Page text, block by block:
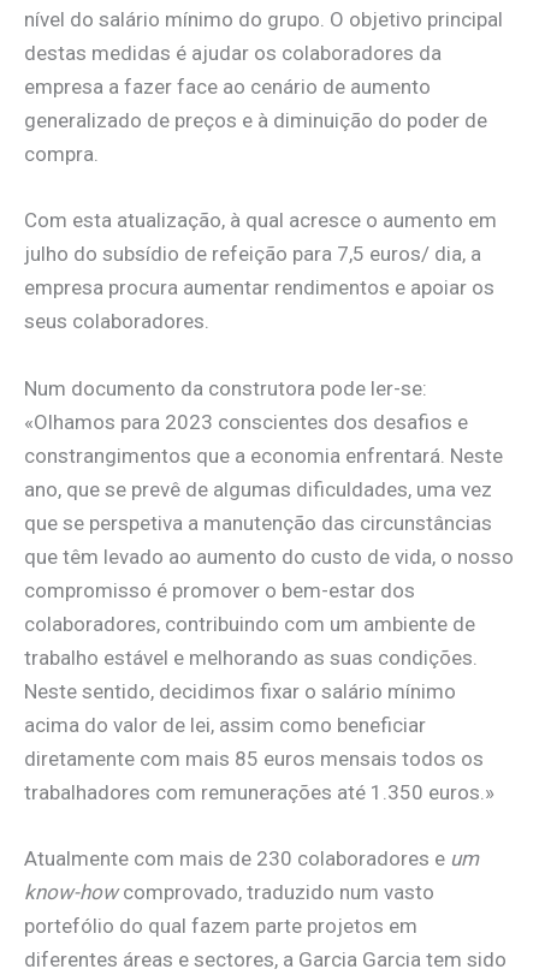
nível do salário mínimo do grupo. O objetivo principal
destas medidas é ajudar os colaboradores da
empresa a fazer face ao cenário de aumento
generalizado de preços e à diminuição do poder de
compra.
Com esta atualização, à qual acresce o aumento em
julho do subsídio de refeição para 7,5 euros/ dia, a
empresa procura aumentar rendimentos e apoiar os
seus colaboradores.
Num documento da construtora pode ler-se:
«Olhamos para 2023 conscientes dos desafios e
constrangimentos que a economia enfrentará. Neste
ano, que se prevê de algumas dificuldades, uma vez
que se perspetiva a manutenção das circunstâncias
que têm levado ao aumento do custo de vida, o nosso
compromisso é promover o bem-estar dos
colaboradores, contribuindo com um ambiente de
trabalho estável e melhorando as suas condições.
Neste sentido, decidimos fixar o salário mínimo
acima do valor de lei, assim como beneficiar
diretamente com mais 85 euros mensais todos os
trabalhadores com remunerações até 1.350 euros.»
Atualmente com mais de 230 colaboradores e um
know-howcomprovado, traduzido num vasto
portefólio do qual fazem parte projetos em
diferentes áreas e sectores, a Garcia Garcia tem sido